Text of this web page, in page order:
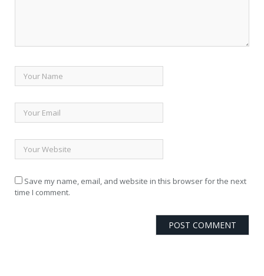
Save my name, email, and website in this browser for the next
time I comment.